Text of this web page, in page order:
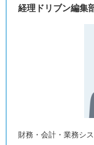
経理ドリブン編集
財務・会計・業務シ